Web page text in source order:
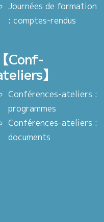
Journées de formation
: comptes-rendus
【Conf-
】
Conférences-ateliers :
programmes
Conférences-ateliers :
documents